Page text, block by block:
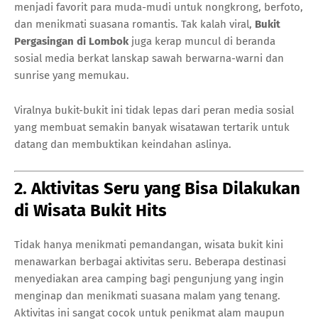
menjadi favorit para muda-mudi untuk nongkrong, berfoto,
dan menikmati suasana romantis. Tak kalah viral, Bukit
Pergasingan di Lombok juga kerap muncul di beranda
sosial media berkat lanskap sawah berwarna-warni dan
sunrise yang memukau.
Viralnya bukit-bukit ini tidak lepas dari peran media sosial
yang membuat semakin banyak wisatawan tertarik untuk
datang dan membuktikan keindahan aslinya.
2. Aktivitas Seru yang Bisa Dilakukan
di Wisata Bukit Hits
Tidak hanya menikmati pemandangan, wisata bukit kini
menawarkan berbagai aktivitas seru. Beberapa destinasi
menyediakan area camping bagi pengunjung yang ingin
menginap dan menikmati suasana malam yang tenang.
Aktivitas ini sangat cocok untuk penikmat alam maupun